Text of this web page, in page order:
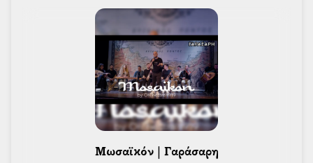
Μωσαϊκόν | Γαράσαρη